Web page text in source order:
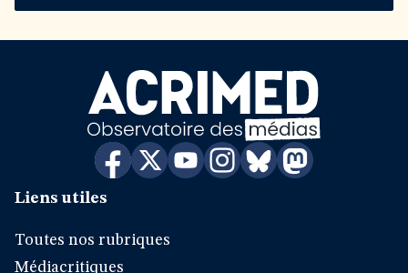
Liens utiles
Toutes nos rubriques
Médiacritiques